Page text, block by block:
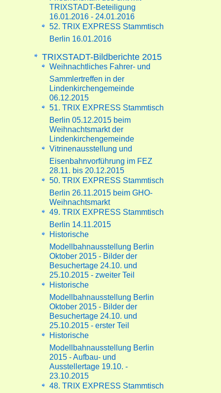
TRIXSTADT-Beteiligung
16.01.2016 - 24.01.2016
52. TRIX EXPRESS Stammtisch
Berlin 16.01.2016
TRIXSTADT-Bildberichte 2015
Weihnachtliches Fahrer- und
Sammlertreffen in der
Lindenkirchengemeinde
06.12.2015
51. TRIX EXPRESS Stammtisch
Berlin 05.12.2015 beim
Weihnachtsmarkt der
Lindenkirchengemeinde
Vitrinenausstellung und
Eisenbahnvorführung im FEZ
28.11. bis 20.12.2015
50. TRIX EXPRESS Stammtisch
Berlin 26.11.2015 beim GHO-
Weihnachtsmarkt
49. TRIX EXPRESS Stammtisch
Berlin 14.11.2015
Historische
Modellbahnausstellung Berlin
Oktober 2015 - Bilder der
Besuchertage 24.10. und
25.10.2015 - zweiter Teil
Historische
Modellbahnausstellung Berlin
Oktober 2015 - Bilder der
Besuchertage 24.10. und
25.10.2015 - erster Teil
Historische
Modellbahnausstellung Berlin
2015 - Aufbau- und
Ausstellertage 19.10. -
23.10.2015
48. TRIX EXPRESS Stammtisch